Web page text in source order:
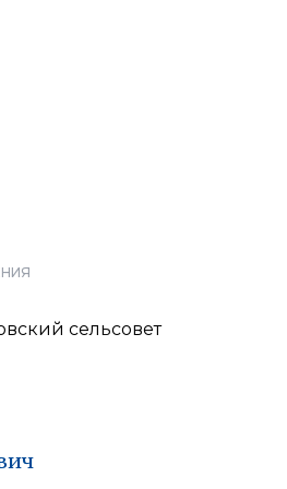
сельсовет